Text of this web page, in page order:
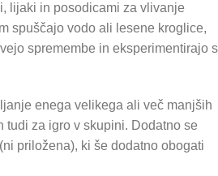
lijaki in posodicami za vlivanje
spuščajo vodo ali lesene kroglice,
spremembe in eksperimentirajo s
enega velikega ali več manjših
tudi za igro v skupini. Dodatno se
priložena), ki še dodatno obogati